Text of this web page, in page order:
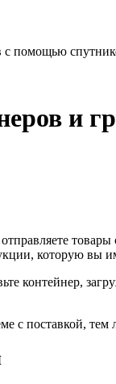
с помощью
и
которую вы
контейнер,
с поставкой,